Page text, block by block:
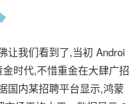
我们看到了,当初 Androi
时代,不惜重金在大肆广招
国内某招聘平台显示,鸿蒙